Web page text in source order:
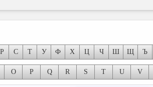
Р С Т У Ф Х Ц Ч Ш Щ Ъ
O P Q R S T U V